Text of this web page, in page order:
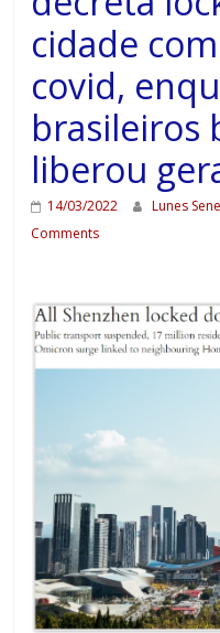
cidade
covid,
brasileiros
liberou
14/03/2022 Lunes
Comments